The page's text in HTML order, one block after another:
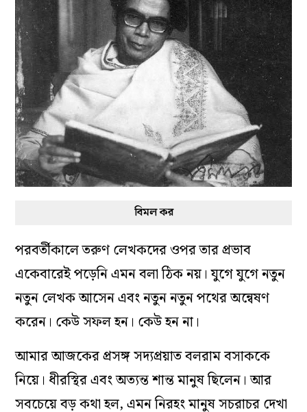
বিমল কর
পরবর্তীকালে তরুণ লেখকদের ওপর তার প্রভাব
একেবারেই পড়েনি এমন বলা ঠিক নয়। যুগে যুগে নতুন
নতুন লেখক আসেন এবং নতুন নতুন পথের অন্বেষণ
করেন। কেউ সফল হন। কেউ হন না।
আমার আজকের প্রসঙ্গ সদ্যপ্রয়াত বলরাম বসাককে
নিয়ে। ধীরস্থির এবং অত্যন্ত শান্ত মানুষ ছিলেন। আর
সবচেয়ে বড় কথা হল, এমন নিরহং মানুষ সচরাচর দেখা